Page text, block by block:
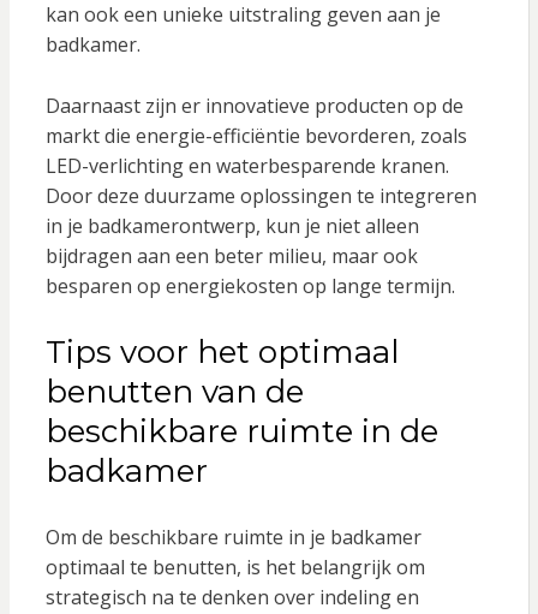
kan ook een unieke uitstraling geven aan je
badkamer.
Daarnaast zijn er innovatieve producten op de
markt die energie-efficiëntie bevorderen, zoals
LED-verlichting en waterbesparende kranen.
Door deze duurzame oplossingen te integreren
in je badkamerontwerp, kun je niet alleen
bijdragen aan een beter milieu, maar ook
besparen op energiekosten op lange termijn.
Tips voor het optimaal
benutten van de
beschikbare ruimte in de
badkamer
Om de beschikbare ruimte in je badkamer
optimaal te benutten, is het belangrijk om
strategisch na te denken over indeling en